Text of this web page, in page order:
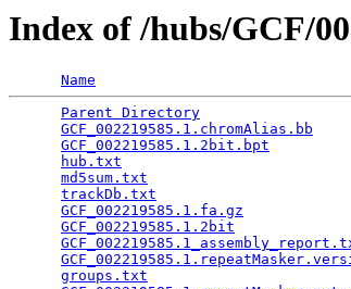
Index of /hubs/GCF/
Name
Parent Directory
GCF_002219585.1.chromAlias.bb
GCF_002219585.1.2bit.bpt
hub.txt
md5sum.txt
trackDb.txt
GCF_002219585.1.fa.gz
GCF_002219585.1.2bit
groups.txt